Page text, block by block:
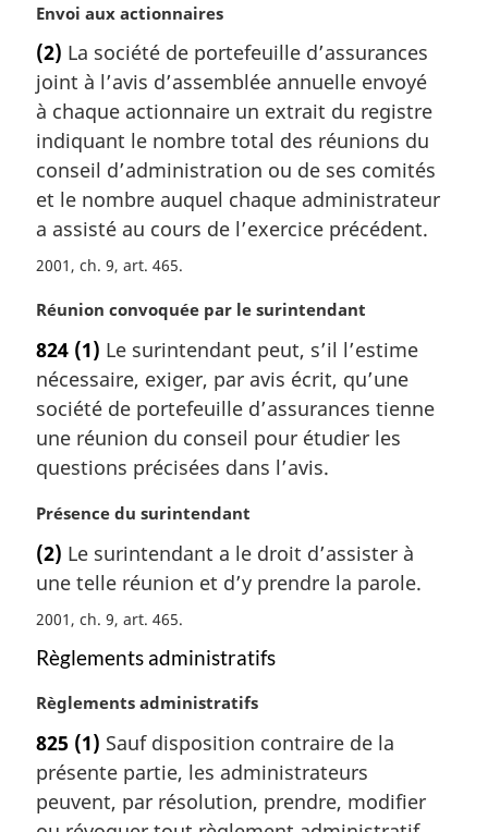
n
a
l
e
:
N
t
e
m
a
g
i
n
l
e
Envoi aux actionnaires
(2) La société de portefeuille d’assurances
joint à l’avis d’assemblée annuelle envoyé
à chaque actionnaire un extrait du registre
indiquant le nombre total des réunions du
conseil d’administration ou de ses comités
et le nombre auquel chaque administrateur
a assisté au cours de l’exercice précédent.
2001, ch. 9, art. 465
N
t
e
m
a
g
n
a
e
:
Réunion convoquée par le surintendant
824 (1) Le surintendant peut, s’il l’estime
nécessaire, exiger, par avis écrit, qu’une
société de portefeuille d’assurances tienne
une réunion du conseil pour étudier les
questions précisées dans l’avis.
N
t
e
m
r
i
a
l
e
:
Présence du surintendant
(2) Le surintendant a le droit d’assister à
une telle réunion et d’y prendre la parole.
2001, ch. 9, art. 465
Règlements administratifs
N
t
e
m
a
Règlements administratifs
825 (1) Sauf disposition contraire de la
présente partie, les administrateurs
peuvent, par résolution, prendre, modifier